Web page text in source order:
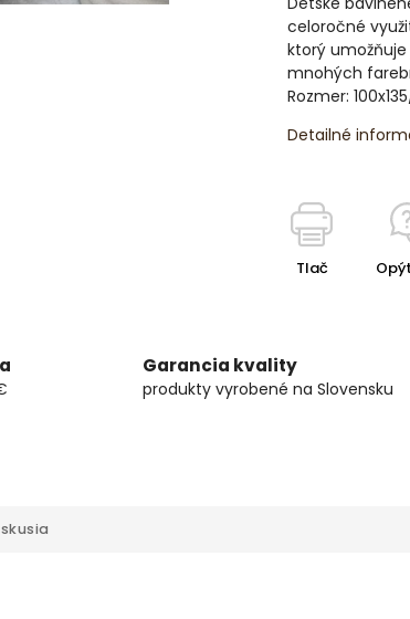
celoročné
ktorý
mnohých
Rozmer:
Detailné
Tlač
Garancia kvality
produkty vyrobené na Slovensku